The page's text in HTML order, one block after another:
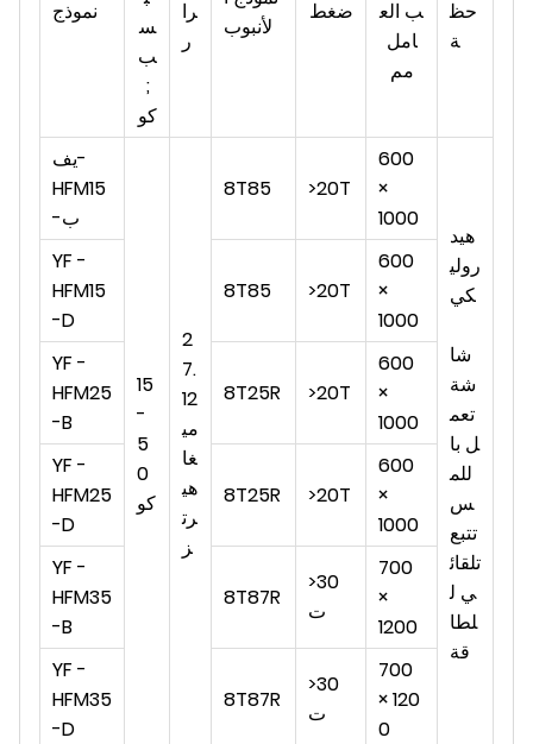
نموذج
س
ب
;
كو
را
ر
لأنبوب
ضغط
ب الع
امل
مم
حظ
ة
يف-
HFM15
-ب
15
-
5
0
كو
2
7.
12
مي
غا
هي
رت
ز
8T85 >20T
600
×
1000
هيد
رولي
كي
شا
شة
تعم
ل با
للم
س
تتبع
تلقائ
ي ل
لطا
قة
YF -
HFM15
-D
8T85 >20T
600
×
1000
YF -
HFM25
-B
8T25R >20T
600
×
1000
YF -
HFM25
-D
8T25R >20T
600
×
1000
YF -
HFM35
-B
8T87R
>30
ت
700
×
1200
YF -
HFM35
-D
8T87R
>30
ت
700
× 120
0